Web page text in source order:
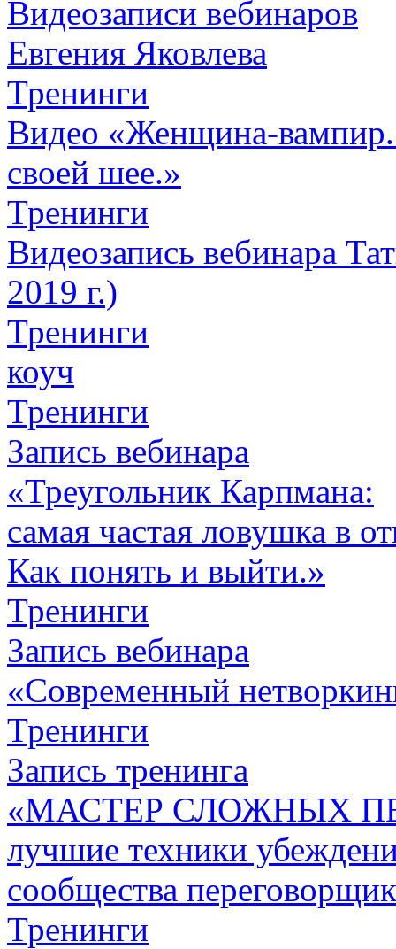
Видеозаписи вебинаров
Евгения Яковлева
Тренинги
Видео «Женщина-вампир.
своей шее.»
Тренинги
Видеозапись вебинара
2019 г.)
Тренинги
коуч
Тренинги
Запись вебинара
«Треугольник Карпмана:
самая частая ловушка в
Как понять и выйти.»
Тренинги
Запись вебинара
«Современный
Тренинги
Запись тренинга
«МАСТЕР СЛОЖНЫХ
лучшие техники
сообщества
Тренинги